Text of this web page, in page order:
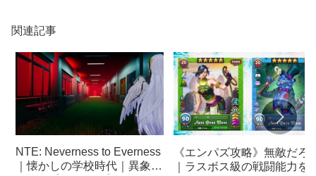
関連記事
NTE: Neverness to Everness
｜懐かしの学校時代｜異象依
《エンパズ攻略》無敵だろ
｜ラスボス級の戦闘能力を